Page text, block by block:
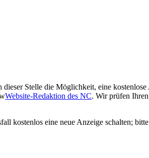
Stelle die Möglichkeit, eine kostenlose
Website-Redaktion des NC. Wir prüfen
kostenlos eine neue Anzeige schalten;